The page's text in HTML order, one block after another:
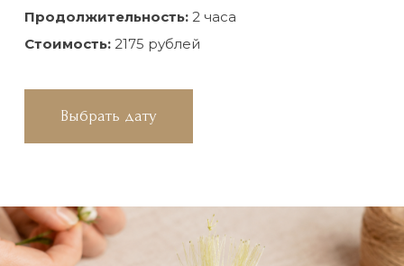
Продолжительность: 2 часа
Стоимость: 2175 рублей
Выбрать дату